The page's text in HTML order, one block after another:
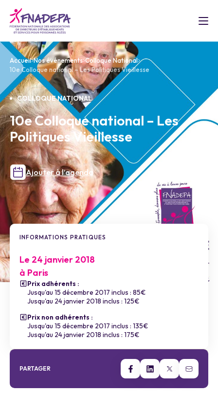
Accueil Nos événements Colloque National
10e Colloque national – Les Politiques Vieillesse
COLLOQUE NATIONAL
10e Colloque national – Les
Politiques Vieillesse
Ajouter à l’agenda
INFORMATIONS PRATIQUES
Le 24 janvier 2018
à Paris
Prix adhérents :
Jusqu'au 15 décembre 2017 inclus : 85€
Jusqu'au 24 janvier 2018 inclus : 125€
Prix non adhérents :
Jusqu'au 15 décembre 2017 inclus : 135€
Jusqu'au 24 janvier 2018 inclus : 175€
PARTAGER